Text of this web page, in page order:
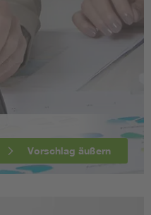
Vorschlag äußern